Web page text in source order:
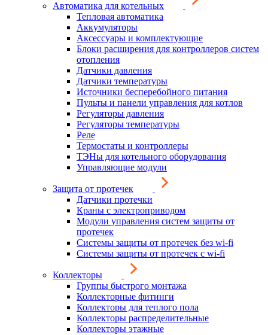
Автоматика для котельных
Тепловая автоматика
Аккумуляторы
Аксессуары и комплектующие
Блоки расширения для контроллеров систем
отопления
Датчики давления
Датчики температуры
Источники бесперебойного питания
Пульты и панели управления для котлов
Регуляторы давления
Регуляторы температуры
Реле
Термостаты и контроллеры
ТЭНы для котельного оборудования
Управляющие модули
Защита от протечек
Датчики протечки
Краны с электроприводом
Модули управления систем защиты от
протечек
Системы защиты от протечек без wi-fi
Системы защиты от протечек с wi-fi
Коллекторы
Группы быстрого монтажа
Коллекторные фитинги
Коллекторы для теплого пола
Коллекторы распределительные
Коллекторы этажные